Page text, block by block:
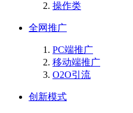
操作类
全网推广
PC端推广
移动端推广
O2O引流
创新模式